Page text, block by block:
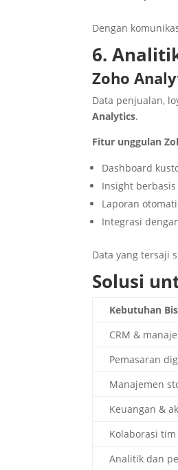
Dengan
6.
Zoho
Data penjualan,
Analytics.
Fitur unggulan
Dashboard
Insight berbasis
Laporan
Integrasi
Data yang tersaji
Solusi
Kebutuhan
CRM &
Pemasaran
Manajemen
Keuangan &
Kolaborasi tim
Analitik dan